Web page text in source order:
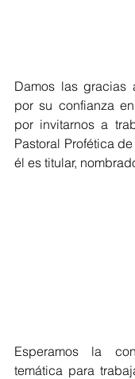
Damos las gracias
por su confianza
por invitarnos a
Pastoral Profética
él es titular,
Esperamos la
temática para